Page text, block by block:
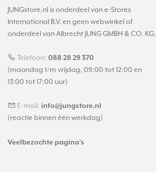
JUNGstore.nl is onderdeel van e-Stores
International B.V. en geen webwinkel of
onderdeel van Albrecht JUNG GMBH & CO. KG.
Telefoon: 088 28 29 370
(maandag t/m vrijdag, 09:00 tot 12:00 en
13:00 tot 17:00 uur)
E-mail: info@jungstore.nl
(reactie binnen één werkdag)
Veelbezochte pagina's